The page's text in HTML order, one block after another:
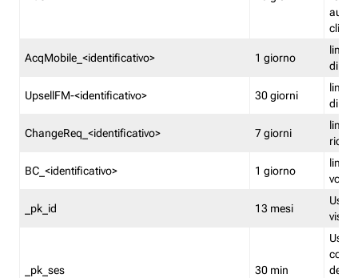
clienti
AcqMobile_<identificativo> 1 giorno
limita
di
UpsellFM-<identificativo> 30 giorni
limita
di
ChangeReq_<identificativo> 7 giorni
limita
BC_<identificativo> 1 giorno
limita
_pk_id 13 mesi
_pk_ses 30 min